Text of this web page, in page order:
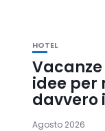
HOTEL
Vacanze
idee per
davvero
Agosto 2026